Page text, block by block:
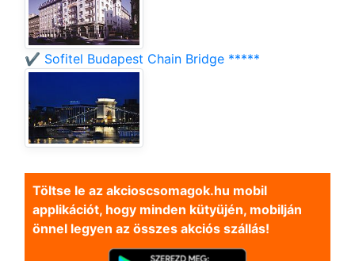
✔️ Sofitel Budapest Chain Bridge *****
Töltse le az akcioscsomagok.hu mobil
applikációt, hogy minden kütyüjén, mobilján
önnel legyen az összes akciós szállás!